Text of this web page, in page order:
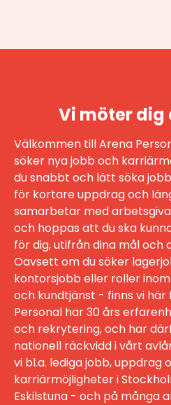
Vi möter dig
Välkommen till Arena
söker nya jobb och
du snabbt och lätt söka
för kortare uppdrag och
samarbetar med
och hoppas att du ska
för dig, utifrån dina mål och
Oavsett om du söker
kontorsjobb eller roller
och kundtjänst - finns vi här
Personal har 30 års
och rekrytering, och har
nationell räckvidd i vårt
vi bl.a. lediga jobb, uppdrag
karriärmöjligheter i
Eskilstuna - och på många